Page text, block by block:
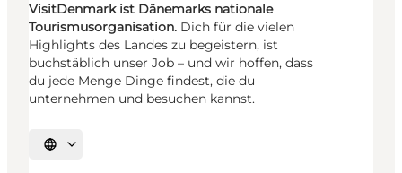
VisitDenmark ist Dänemarks nationale
Tourismusorganisation. Dich für die vielen
Highlights des Landes zu begeistern, ist
buchstäblich unser Job – und wir hoffen, dass
du jede Menge Dinge findest, die du
unternehmen und besuchen kannst.
Sprache auswählen